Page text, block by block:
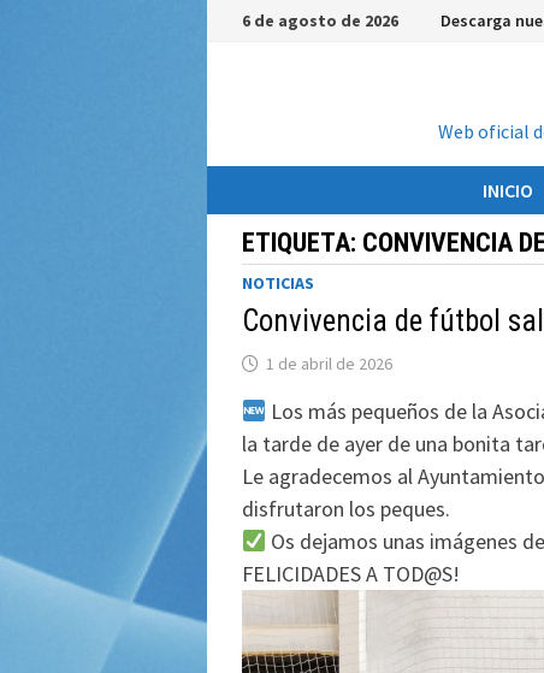
Saltar6 de agosto de 2026 Descarga
Web oficial
INICIO
ETIQUETA: CONVIVENCIA
NOTICIAS
Convivencia de fútbol
1 de abril de 2026
Los más pequeños de la
la tarde de ayer de una bonita
Le agradecemos al
disfrutaron los peques.
Os dejamos unas imágenes
FELICIDADES A TOD@S!